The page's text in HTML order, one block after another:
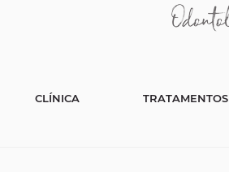
CLÍNICA TRATAMENTOS